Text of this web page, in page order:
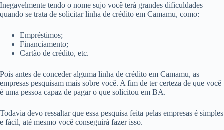
Inegavelmente tendo o nome sujo você terá grandes dificuldades
quando se trata de solicitar linha de crédito em Camamu, como:
Empréstimos;
Financiamento;
Cartão de crédito, etc.
Pois antes de conceder alguma linha de crédito em Camamu, as
empresas pesquisam mais sobre você. A fim de ter certeza de que você
é uma pessoa capaz de pagar o que solicitou em BA.
Todavia devo ressaltar que essa pesquisa feita pelas empresas é simples
e fácil, até mesmo você conseguirá fazer isso.